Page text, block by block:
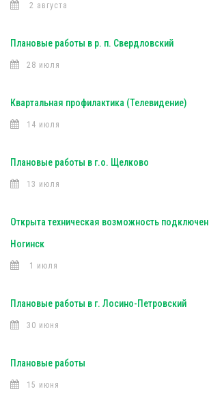
2 августа
Плановые работы в р. п. Свердловский
28 июля
Квартальная профилактика (Телевидение)
14 июля
Плановые работы в г.о. Щелково
13 июля
Открыта техническая возможность
Ногинск
1 июля
Плановые работы в г. Лосино-Петровский
30 июня
Плановые работы
15 июня